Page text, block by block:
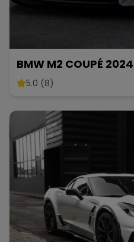
BMW M2 COUPÉ
5.0 (8)